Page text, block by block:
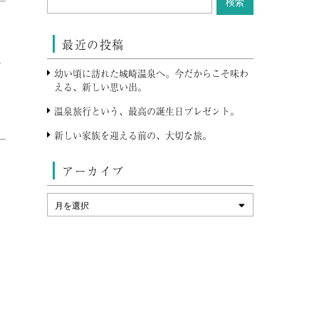
最近の投稿
幼い頃に訪れた城崎温泉へ。今だからこそ味わ
える、新しい思い出。
温泉旅行という、最高の誕生日プレゼント。
新しい家族を迎える前の、大切な旅。
アーカイブ